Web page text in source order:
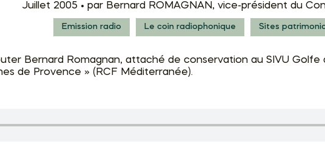
Juillet 2005 • par Bernard ROMAGNAN, vice-président du
Emission radio Le coin radiophonique Sites
Bernard Romagnan, attaché de conservation au SIVU
de Provence » (RCF Méditerranée).